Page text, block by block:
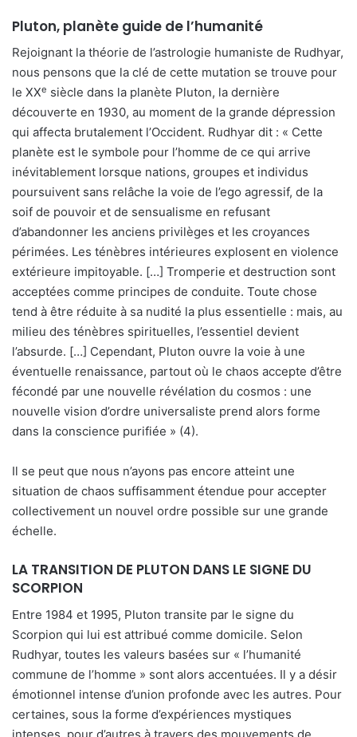
Pluton, planète guide de l’humanité
Rejoignant la théorie de l’astrologie humaniste de Rudhyar,
nous pensons que la clé de cette mutation se trouve pour
le XXe siècle dans la planète Pluton, la dernière
découverte en 1930, au moment de la grande dépression
qui affecta brutalement l’Occident. Rudhyar dit : « Cette
planète est le symbole pour l’homme de ce qui arrive
inévitablement lorsque nations, groupes et individus
poursuivent sans relâche la voie de l’ego agressif, de la
soif de pouvoir et de sensualisme en refusant
d’abandonner les anciens privilèges et les croyances
périmées. Les ténèbres intérieures explosent en violence
extérieure impitoyable. […] Tromperie et destruction sont
acceptées comme principes de conduite. Toute chose
tend à être réduite à sa nudité la plus essentielle : mais, au
milieu des ténèbres spirituelles, l’essentiel devient
l’absurde. […] Cependant, Pluton ouvre la voie à une
éventuelle renaissance, partout où le chaos accepte d’être
fécondé par une nouvelle révélation du cosmos : une
nouvelle vision d’ordre universaliste prend alors forme
dans la conscience purifiée » (4).
Il se peut que nous n’ayons pas encore atteint une
situation de chaos suffisamment étendue pour accepter
collectivement un nouvel ordre possible sur une grande
échelle.
LA TRANSITION DE PLUTON DANS LE SIGNE DU
SCORPION
Entre 1984 et 1995, Pluton transite par le signe du
Scorpion qui lui est attribué comme domicile. Selon
Rudhyar, toutes les valeurs basées sur « l’humanité
commune de l’homme » sont alors accentuées. Il y a désir
émotionnel intense d’union profonde avec les autres. Pour
certaines, sous la forme d’expériences mystiques